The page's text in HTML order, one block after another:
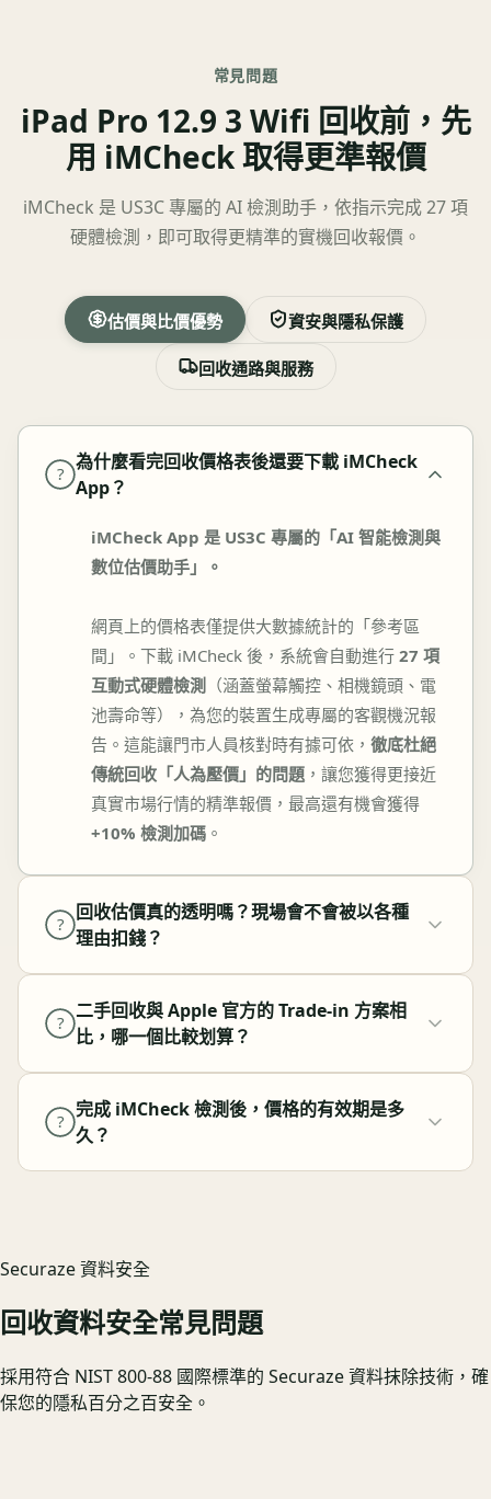
常見問題
iPad Pro 12.9 3 Wifi 回收前，先
用 iMCheck 取得更準報價
iMCheck 是 US3C 專屬的 AI 檢測助手，依指示完成 27 項
硬體檢測，即可取得更精準的實機回收報價。
估價與比價優勢 資安與隱私保護
回收通路與服務
?
為什麼看完回收價格表後還要下載 iMCheck
App？
iMCheck App 是 US3C 專屬的「AI 智能檢測與
數位估價助手」。
網頁上的價格表僅提供大數據統計的「參考區
間」。下載 iMCheck 後，系統會自動進行 27 項
互動式硬體檢測 （涵蓋螢幕觸控、相機鏡頭、電
池壽命等），為您的裝置生成專屬的客觀機況報
告。這能讓門市人員核對時有據可依， 徹底杜絕
傳統回收「人為壓價」的問題 ，讓您獲得更接近
真實市場行情的精準報價，最高還有機會獲得
+10% 檢測加碼 。
?
回收估價真的透明嗎？現場會不會被以各種
理由扣錢？
?
二手回收與 Apple 官方的 Trade-in 方案相
比，哪一個比較划算？
?
完成 iMCheck 檢測後，價格的有效期是多
久？
Securaze 資料安全
回收資料安全常見問題
採用符合 NIST 800-88 國際標準的 Securaze 資料抹除技術，確
保您的隱私百分之百安全。